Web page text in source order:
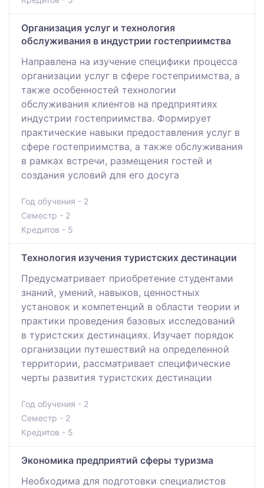
Организация услуг и технология
обслуживания в индустрии гостеприимства
Направлена на изучение специфики процесса
организации услуг в сфере гостеприимства, а
также особенностей технологии
обслуживания клиентов на предприятиях
индустрии гостеприимства. Формирует
практические навыки предоставления услуг в
сфере гостеприимства, а также обслуживания
в рамках встречи, размещения гостей и
создания условий для его досуга
Год обучения - 2
Семестр - 2
Кредитов - 5
Технология изучения туристских дестинации
Предусматривает приобретение студентами
знаний, умений, навыков, ценностных
установок и компетенций в области теории и
практики проведения базовых исследований
в туристских дестинациях. Изучает порядок
организации путешествий на определенной
территории, рассматривает специфические
черты развития туристских дестинации
Год обучения - 2
Семестр - 2
Кредитов - 5
Экономика предприятий сферы туризма
Необходима для подготовки специалистов